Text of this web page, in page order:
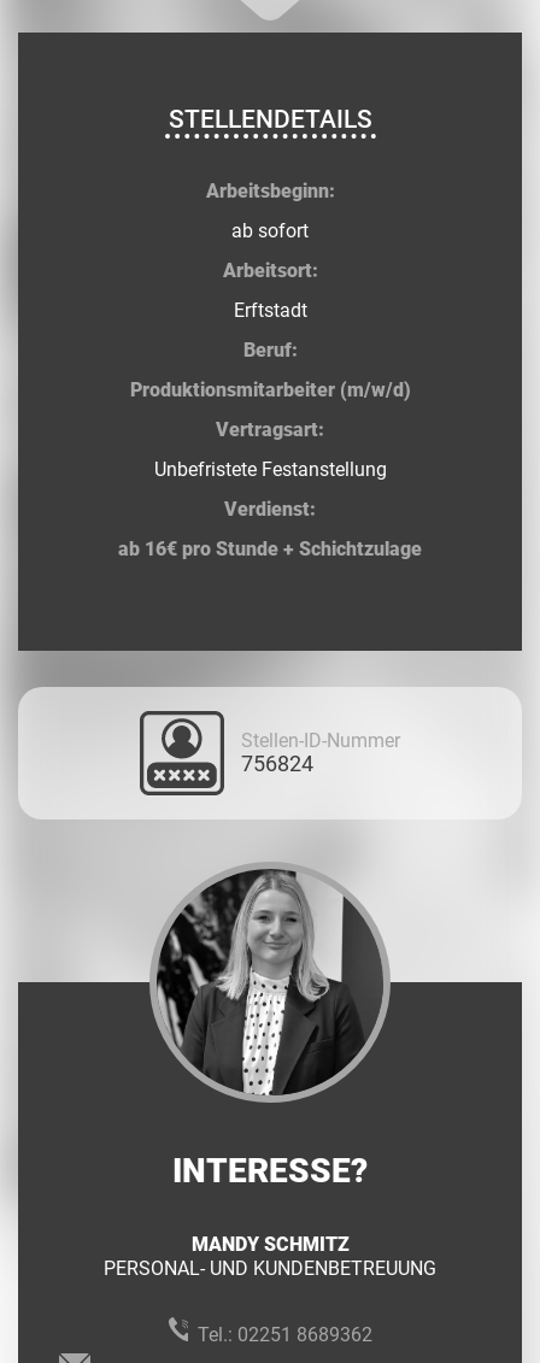
STELLENDETAILS
Arbeitsbeginn:
ab sofort
Arbeitsort:
Erftstadt
Beruf:
Produktionsmitarbeiter (m/w/d)
Vertragsart:
Unbefristete Festanstellung
Verdienst:
ab 16€ pro Stunde + Schichtzulage
Stellen-ID-Nummer
756824
INTERESSE?
MANDY SCHMITZ
PERSONAL- UND KUNDENBETREUUNG
Tel.: 02251 8689362